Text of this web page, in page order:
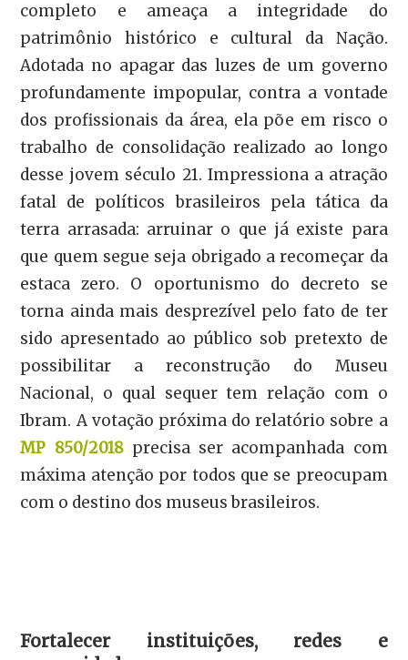
completo e ameaça a integridade do
patrimônio histórico e cultural da Nação.
Adotada no apagar das luzes de um governo
profundamente impopular, contra a vontade
dos profissionais da área, ela põe em risco o
trabalho de consolidação realizado ao longo
desse jovem século 21. Impressiona a atração
fatal de políticos brasileiros pela tática da
terra arrasada: arruinar o que já existe para
que quem segue seja obrigado a recomeçar da
estaca zero. O oportunismo do decreto se
torna ainda mais desprezível pelo fato de ter
sido apresentado ao público sob pretexto de
possibilitar a reconstrução do Museu
Nacional, o qual sequer tem relação com o
Ibram. A votação próxima do relatório sobre a
MP 850/2018precisa ser acompanhada com
máxima atenção por todos que se preocupam
com o destino dos museus brasileiros.
Fortalecer instituições, redes e